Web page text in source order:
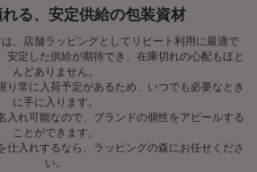
留めアクセサリー一覧はこちら
のラッピングを華やかに
と工夫でワンランク上のギフトに。
上部をカットして調整できます。
る、安定供給の包装資材
、店舗ラッピングとしてリピート利用に最適で
安定した供給が期待でき、在庫切れの心配もほと
んどありません。
り常に入荷予定があるため、いつでも必要なとき
に手に入ります。
入れ可能なので、ブランドの個性をアピールする
ことができます。
仕入れするなら、ラッピングの森にお任せくださ
い。